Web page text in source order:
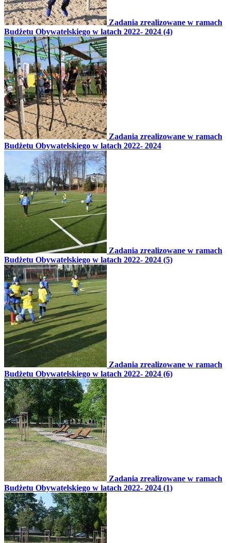
Zadania zrealizowane w ramach
Budżetu Obywatelskiego w latach 2022- 2024 (4)
Zadania zrealizowane w ramach
Budżetu Obywatelskiego w latach 2022- 2024
Zadania zrealizowane w ramach
Budżetu Obywatelskiego w latach 2022- 2024 (5)
Zadania zrealizowane w ramach
Budżetu Obywatelskiego w latach 2022- 2024 (6)
Zadania zrealizowane w ramach
Budżetu Obywatelskiego w latach 2022- 2024 (1)